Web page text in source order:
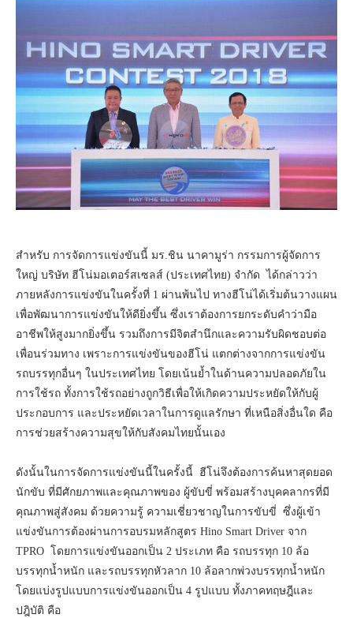
สำหรับ การจัดการแข่งขันนี้ มร.ชิน นาคามูร่า กรรมการผู้จัดการ
ใหญ่ บริษัท ฮีโน่มอเตอร์สเซลส์ (ประเทศไทย) จำกัด ได้กล่าวว่า
ภายหลังการแข่งขันในครั้งที่ 1 ผ่านพ้นไป ทางฮีโน่ได้เริ่มต้นวางแผน
เพื่อพัฒนาการแข่งขันให้ดียิ่งขึ้น ซึ่งเราต้องการยกระดับคำว่ามือ
อาชีพให้สูงมากยิ่งขึ้น รวมถึงการมีจิตสำนึกและความรับผิดชอบต่อ
เพื่อนร่วมทาง เพราะการแข่งขันของฮีโน่ แตกต่างจากการแข่งขัน
รถบรรทุกอื่นๆ ในประเทศไทย โดยเน้นย้ำในด้านความปลอดภัยใน
การใช้รถ ทั้งการใช้รถอย่างถูกวิธีเพื่อให้เกิดความประหยัดให้กับผู้
ประกอบการ และประหยัดเวลาในการดูแลรักษา ที่เหนือสิ่งอื่นใด คือ
การช่วยสร้างความสุขให้กับสังคมไทยนั้นเอง
ดังนั้นในการจัดการแข่งขันนี้ในครั้งนี้ ฮีโน่จึงต้องการค้นหาสุดยอด
นักขับ ที่มีศักยภาพและคุณภาพของ ผู้ขับขี่ พร้อมสร้างบุคคลากรที่มี
คุณภาพสู่สังคม ด้วยความรู้ ความเชี่ยวชาญในการขับขี่ ซึ่งผู้เข้า
แข่งขันการต้องผ่านการอบรมหลักสูตร Hino Smart Driver จาก
TPRO โดยการแข่งขันออกเป็น 2 ประเภท คือ รถบรรทุก 10 ล้อ
บรรทุกน้ำหนัก และรถบรรทุกหัวลาก 10 ล้อลากพ่วงบรรทุกน้ำหนัก
โดยแบ่งรูปแบบการแข่งขันออกเป็น 4 รูปแบบ ทั้งภาคทฤษฎีและ
ปฎิบัติ คือ